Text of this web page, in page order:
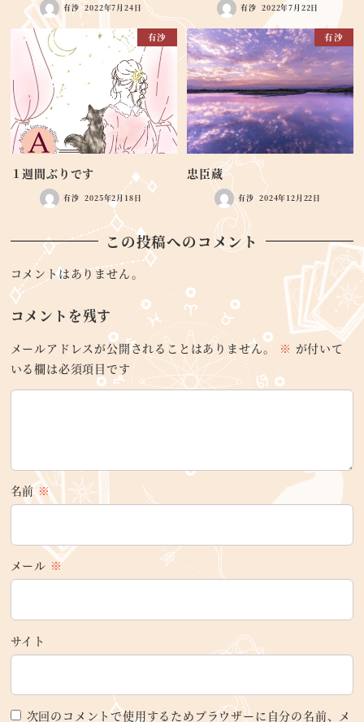
有沙 2022年7月24日 有沙 2022年7月22日
有沙
１週間ぶりです
有沙 2025年2月18日
有沙
忠臣蔵
有沙 2024年12月22日
この投稿へのコメント
コメントはありません。
コメントを残す
メールアドレスが公開されることはありません。 ※ が付いて
いる欄は必須項目です
名前※
メール ※
サイト
次回のコメントで使用するためブラウザーに自分の名前、メ